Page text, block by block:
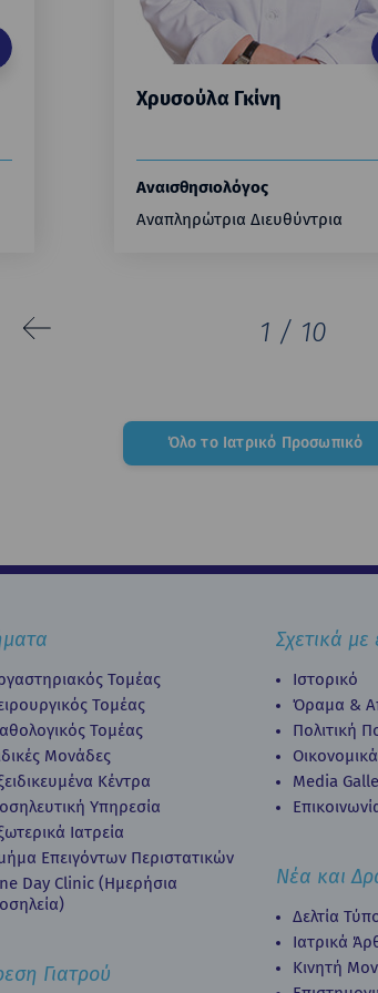
Χρυσούλα Γκίνη
Αναισθησιολόγος
Αναπληρώτρια Διευθύντρια
1 / 10
Όλο το Ιατρικό Προσωπικό
Τομέας
Τομέας
Τομέας
Μονάδες
Κέντρα
Υπηρεσία
Ιατρεία
Επειγόντων Περιστατικών
Day Clinic (Ημερήσια
Γιατρού
Σχετικά με
Ιστορικό
Όραμα &
Πολιτική
Media
Νέα και
Δελτία
Ιατρικά
Κινητή